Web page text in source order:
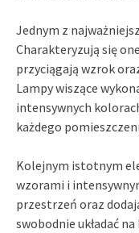
Jednym z
Charakteryzują się
przyciągają wzrok
Lampy wiszące
intensywnych
każdego
Kolejnym istotnym
wzorami i
przestrzeń oraz
swobodnie układać